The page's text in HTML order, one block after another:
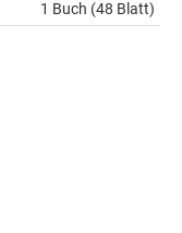
1 Buch (48 Blatt)